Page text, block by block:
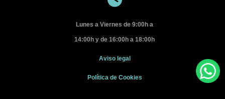
Lunes a Viernes de 9:00h a
14:00h y de 16:00h a 18:00h
Aviso legal
Política de Cookies